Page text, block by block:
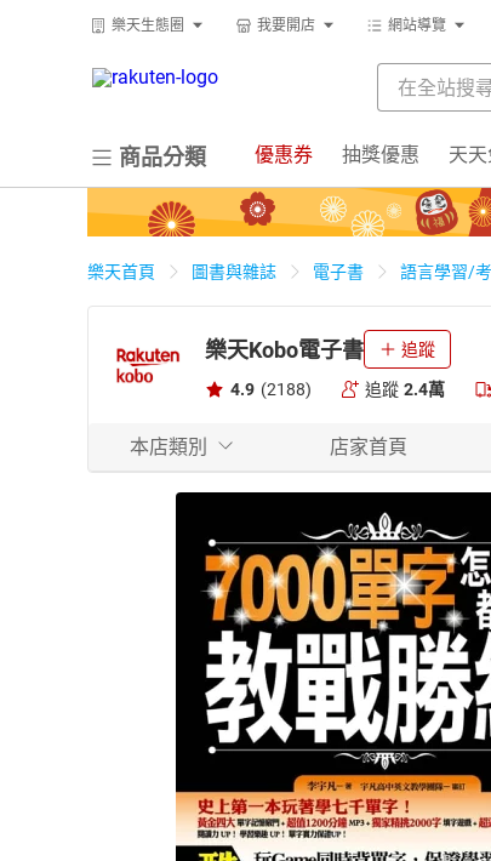
樂天生態圈 我要開店 網站導覽
商品分類 優惠券 抽獎優惠 天
樂天首頁 圖書與雜誌 電子書 語言學習/
樂天Kobo電子書 追蹤
4.9 (2188) 追蹤 2.4萬
本店類別 店家首頁